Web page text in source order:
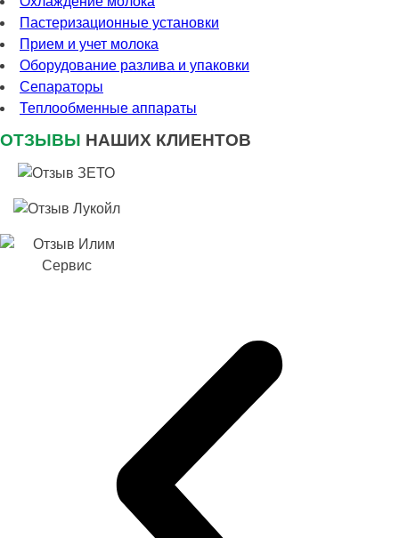
Пастеризационные установки
Прием и учет молока
Оборудование разлива и упаковки
Сепараторы
Теплообменные аппараты
ОТЗЫВЫ НАШИХ КЛИЕНТОВ